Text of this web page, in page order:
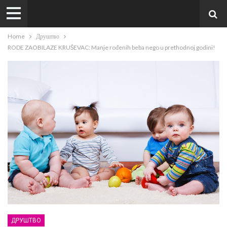
Home
Друштво
RODE ZAOBILAZE KRUŠEVAC: Manje rođenih beba nego u prethodnoj godini!
ДРУШТВО